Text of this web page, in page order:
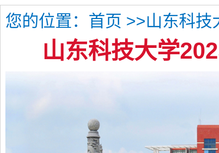
您的位置： 首页 >>山东科技
山东科技大学